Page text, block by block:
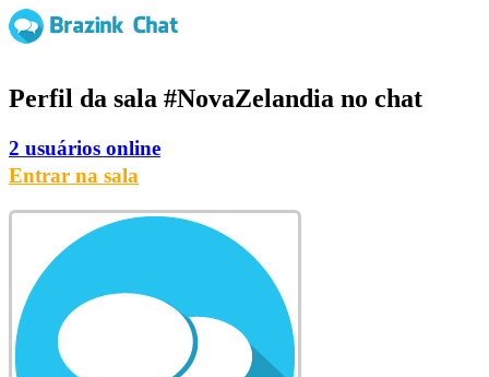
Perfil da sala #NovaZelandia no chat
2 usuários online
Entrar na sala